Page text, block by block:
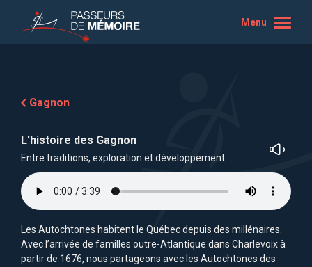
Menu
Gagnon
L'histoire des Gagnon
Entre traditions, exploration et développement…
Les Autochtones habitent le Québec depuis des millénaires.
Avec l’arrivée de familles outre-Atlantique dans Charlevoix à
partir de 1676, nous partageons avec les Autochtones des